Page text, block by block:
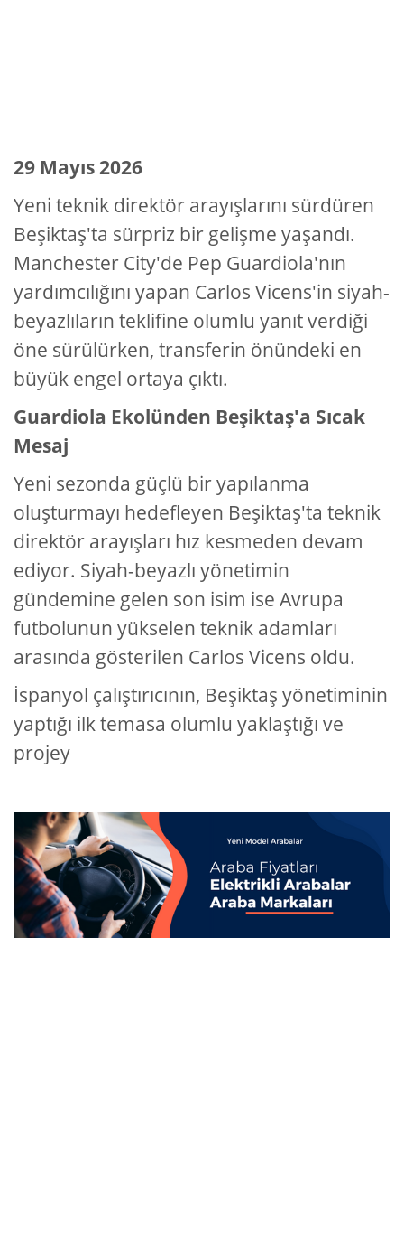
29 Mayıs 2026
Yeni teknik direktör arayışlarını sürdüren
Beşiktaş'ta sürpriz bir gelişme yaşandı.
Manchester City'de Pep Guardiola'nın
yardımcılığını yapan Carlos Vicens'in siyah-
beyazlıların teklifine olumlu yanıt verdiği
öne sürülürken, transferin önündeki en
büyük engel ortaya çıktı.
Guardiola Ekolünden Beşiktaş'a Sıcak
Mesaj
Yeni sezonda güçlü bir yapılanma
oluşturmayı hedefleyen Beşiktaş'ta teknik
direktör arayışları hız kesmeden devam
ediyor. Siyah-beyazlı yönetimin
gündemine gelen son isim ise Avrupa
futbolunun yükselen teknik adamları
arasında gösterilen Carlos Vicens oldu.
İspanyol çalıştırıcının, Beşiktaş yönetiminin
yaptığı ilk temasa olumlu yaklaştığı ve
projey